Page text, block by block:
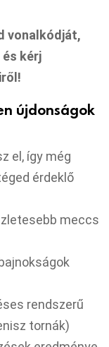
vonalkódját,
kérj
újdonságok
el, így még
érdeklő
meccs
rendszerű
tornák)